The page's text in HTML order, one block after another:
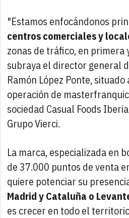
"Estamos enfocándonos
centros comerciales y
zonas de tráfico, en primera
subraya el director general
Ramón López Ponte,
operación de
sociedad Casual Foods
Grupo Vierci.
La marca, especializada en
de 37.000 puntos de venta
quiere potenciar su
Madrid y Cataluña o
es crecer en todo el